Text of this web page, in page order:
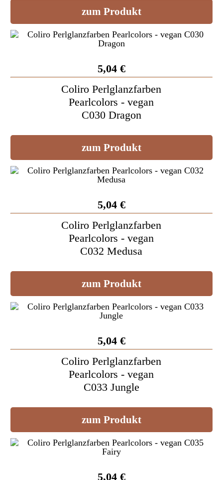
zum Produkt
5,04 €
Coliro Perlglanzfarben
Pearlcolors - vegan
C030 Dragon
zum Produkt
5,04 €
Coliro Perlglanzfarben
Pearlcolors - vegan
C032 Medusa
zum Produkt
5,04 €
Coliro Perlglanzfarben
Pearlcolors - vegan
C033 Jungle
zum Produkt
5,04 €